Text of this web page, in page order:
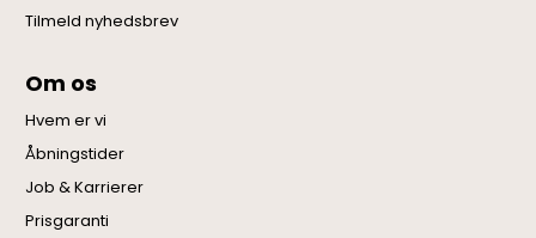
Tilmeld nyhedsbrev
Om os
Hvem er vi
Åbningstider
Job & Karrierer
Prisgaranti